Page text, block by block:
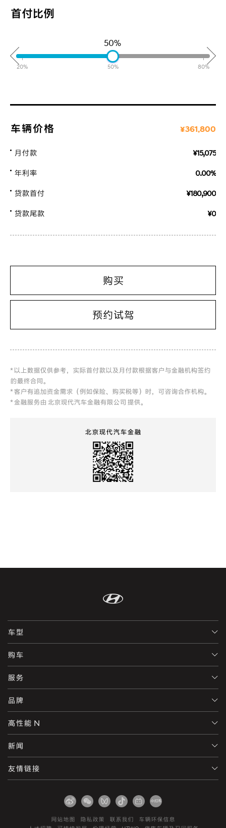
首付比例
50%
20% 50% 80%
车辆价格 ¥361,800
月付款
¥15,075
年利率
0.00%
贷款首付
¥180,900
贷款尾款
¥0
购买
预约试驾
* 以上数据仅供参考，实际首付款以及月付款根据客户与金融机构签约
的最终合同。
* 客户有追加资金需求（例如保险、购买税等）时，可咨询合作机构。
* 金融服务由 北京现代汽车金融有限公司 提供。
北京现代汽车金融
车型
购车
服务
品牌
高性能 N
新闻
友情链接
网站地图 隐私政策 联系我们
车辆环保信息